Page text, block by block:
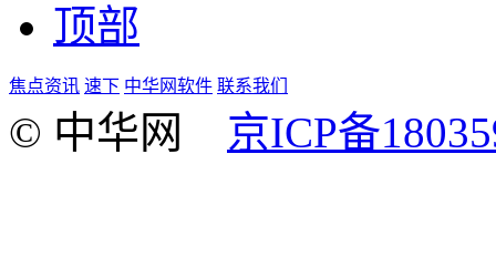
顶部
焦点资讯 速下 中华网软件 联系我们
© 中华网 京ICP备